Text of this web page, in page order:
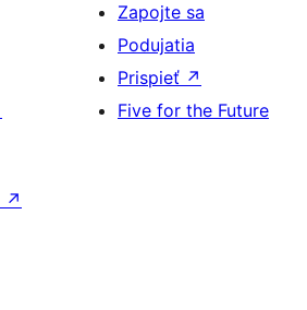
Zapojte sa
Podujatia
Prispieť ↗
Five for the Future
↗